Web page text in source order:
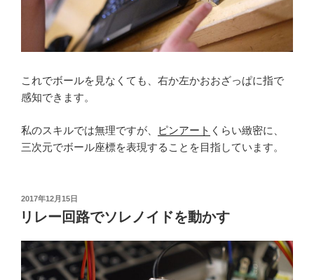
これでボールを見なくても、右か左かおおざっぱに指で
感知できます。
私のスキルでは無理ですが、 ピンアート くらい緻密に、
三次元でボール座標を表現することを目指しています。
投
稿
日:
2017年12月15日
リレー回路でソレノイドを動かす